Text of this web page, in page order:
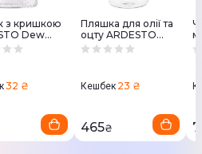
з кришкою
Dew
32 ₴
Пляшка для олії та
оцту ARDESTO
Midori, 650мл,
(AR4565BB)
Кешбек 23 ₴
465₴